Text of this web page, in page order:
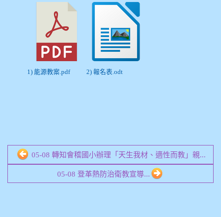
1) 能源教案.pdf 2) 報名表.odt
05-08 轉知會稽國小辦理「天生我材、適性而教」親...
05-08 登革熱防治衛教宣導...